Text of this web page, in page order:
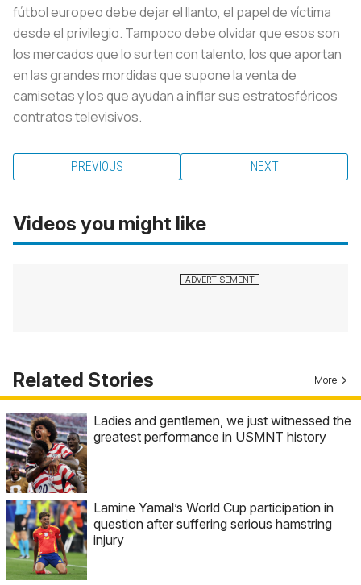
fútbol europeo debe dejar el llanto, el papel de víctima
desde el privilegio. Tampoco debe olvidar que esos son
los mercados que lo surten con talento, los que aportan
en las grandes mordidas que supone la venta de
camisetas y los que ayudan a inflar sus estratosféricos
contratos televisivos.
PREVIOUS NEXT
Videos you might like
Related Stories More
Ladies and gentlemen, we just witnessed the
greatest performance in USMNT history
Lamine Yamal’s World Cup participation in
question after suffering serious hamstring
injury